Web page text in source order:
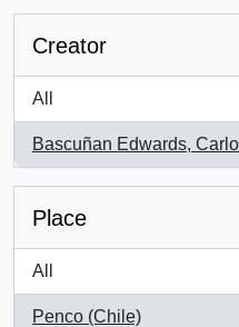
Creator
All
Bascuñan Edwards,
, 1 results
Place
All
Penco (Chile)